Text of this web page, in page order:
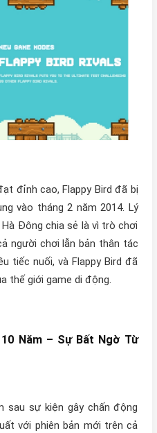
đỉnh cao, Flappy Bird đã bị
vào tháng 2 năm 2014. Lý
Đông chia sẻ là vì trò chơi
người chơi lẫn bản thân tác
tiếc nuối, và Flappy Bird đã
thế giới game di động.
Năm – Sự Bất Ngờ Từ
sau sự kiện gây chấn động
với phiên bản mới trên cả